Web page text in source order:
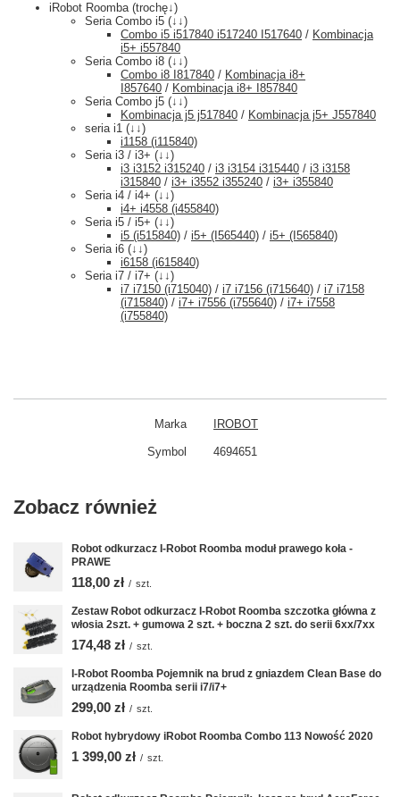
iRobot Roomba (trochę↓)
Seria Combo i5 (↓↓)
Combo i5 i517840 i517240 I517640 / Kombinacja
i5+ i557840
Seria Combo i8 (↓↓)
Combo i8 I817840 / Kombinacja i8+
I857640 / Kombinacja i8+ I857840
Seria Combo j5 (↓↓)
Kombinacja j5 j517840 / Kombinacja j5+ J557840
seria i1 (↓↓)
i1158 (i115840)
Seria i3 / i3+ (↓↓)
i3 i3152 i315240 / i3 i3154 i315440 / i3 i3158
i315840 / i3+ i3552 i355240 / i3+ i355840
Seria i4 / i4+ (↓↓)
i4+ i4558 (i455840)
Seria i5 / i5+ (↓↓)
i5 (i515840) / i5+ (I565440) / i5+ (I565840)
Seria i6 (↓↓)
i6158 (i615840)
Seria i7 / i7+ (↓↓)
i7 i7150 (i715040) / i7 i7156 (i715640) / i7 i7158
(i715840) / i7+ i7556 (i755640) / i7+ i7558
(i755840)
Marka IROBOT
Symbol 4694651
Zobacz również
Robot odkurzacz I-Robot Roomba moduł prawego koła -
PRAWE
118,00 zł / szt.
Zestaw Robot odkurzacz I-Robot Roomba szczotka główna z
włosia 2szt. + gumowa 2 szt. + boczna 2 szt. do serii 6xx/7xx
174,48 zł / szt.
I-Robot Roomba Pojemnik na brud z gniazdem Clean Base do
urządzenia Roomba serii i7/i7+
299,00 zł / szt.
Robot hybrydowy iRobot Roomba Combo 113 Nowość 2020
1 399,00 zł / szt.